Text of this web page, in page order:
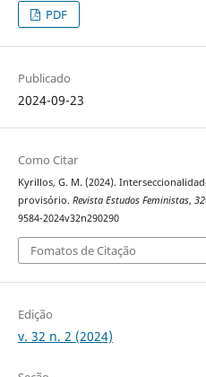
PDF
Publicado
2024-09-23
Como Citar
Kyrillos, G. M. (2024).
provisório. Revista Estudos Feministas, 32
9584-2024v32n290290
Fomatos de Citação
Edição
v. 32 n. 2 (2024)